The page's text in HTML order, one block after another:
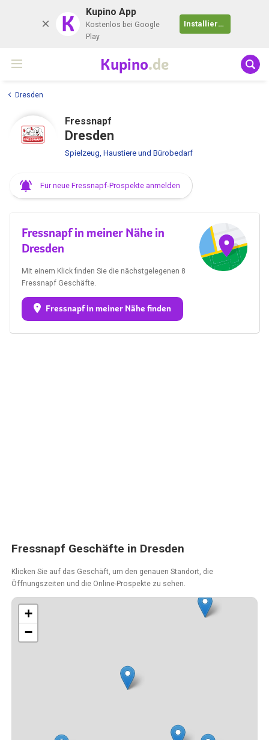
K Kupino App
Kostenlos bei Google
Play
Installieren
Kupino.de
Dresden
Fressnapf
Dresden
Spielzeug, Haustiere und Bürobedarf
Für neue Fressnapf-Prospekte anmelden
Fressnapf in meiner Nähe in
Dresden
Mit einem Klick finden Sie die nächstgelegenen 8
Fressnapf Geschäfte.
Fressnapf in meiner Nähe finden
Fressnapf Geschäfte in Dresden
Klicken Sie auf das Geschäft, um den genauen Standort, die
Öffnungszeiten und die Online-Prospekte zu sehen.
+
−